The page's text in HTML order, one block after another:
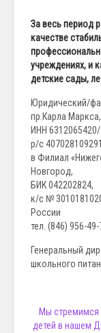
За весь период
качестве
учреждениях, и
детские сады,
Юридический/
пр.Карла
ИНН
р/с
в Филиал
Новгород,
БИК 042202824,
к/с №
России
тел. (846) 956-
Генеральный
школьного
Мы стремимся
детей в нашем